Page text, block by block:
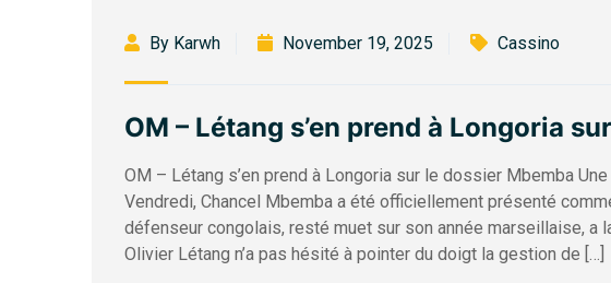
By Karwh November 19, 2025 Cassino
OM – Létang s’en prend à Longoria
OM – Létang s’en prend à Longoria sur le dossier Mbemba
Vendredi, Chancel Mbemba a été officiellement présenté
défenseur congolais, resté muet sur son année marseillaise, a
Olivier Létang n’a pas hésité à pointer du doigt la gestion de […]